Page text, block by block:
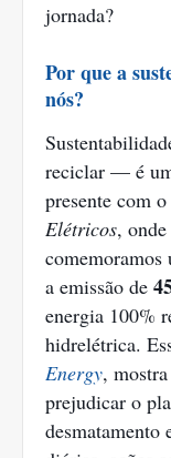
jornada?
Por que a
nós?
reciclar — é
presente com
Elétricos,
comemoramos
a emissão de
energia 100%
hidrelétrica.
Energy,
prejudicar o
desmatamento